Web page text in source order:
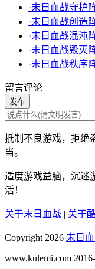
·末日血战守护
·末日血战创造
·末日血战混沌
·末日血战毁灭
·末日血战秩序
留言评论
发布
抵制不良游戏，拒绝
当。
适度游戏益脑，沉迷
活！
关于末日血战 | 关于
Copyright 2026 末日
www.kulemi.com